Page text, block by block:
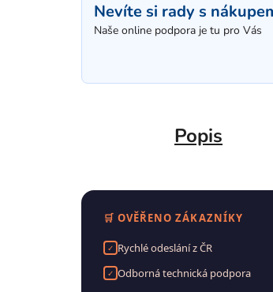
Nevíte si rady s
Naše online podpora je tu pro Vás
Popis
🛒 OVĚŘENO ZÁKAZNÍKY
✓ Rychlé odeslání z ČR
✓ Odborná technická podpora